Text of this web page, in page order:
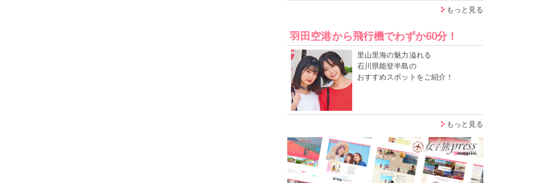
もっと見る
羽田空港から飛行機でわずか60分！
里山里海の魅力溢れる
石川県能登半島の
おすすめスポットをご紹介！
もっと見る